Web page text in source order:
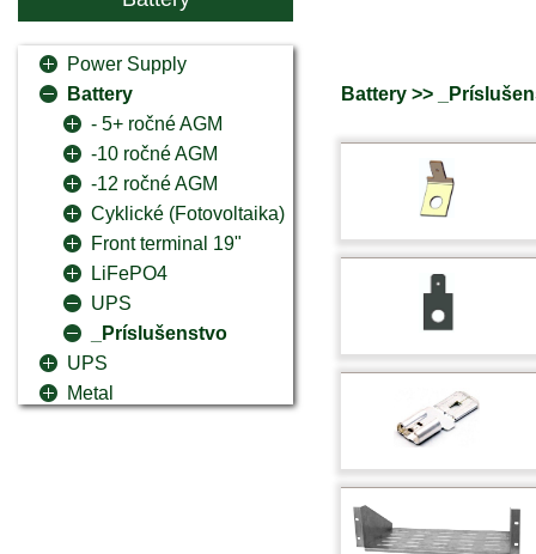
Power Supply
Battery
- 5+ ročné AGM
-10 ročné AGM
-12 ročné AGM
Cyklické (Fotovoltaika)
Front terminal 19"
LiFePO4
UPS
_Príslušenstvo
UPS
Metal
Battery >>